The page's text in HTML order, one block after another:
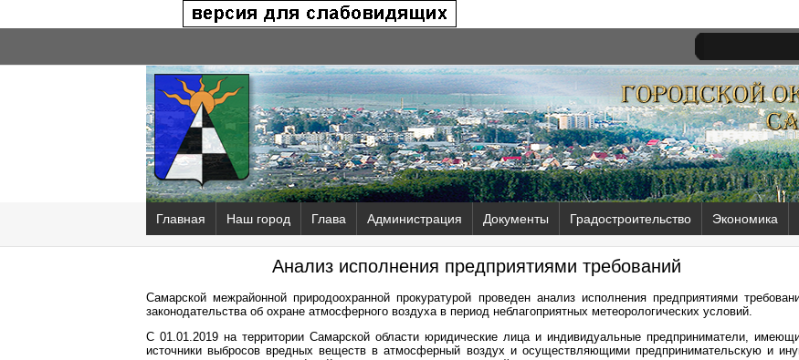
Главная Наш город Глава Администрация Документы Градостроительство Экономика
Анализ исполнения предприятиями требований
Самарской межрайонной природоохранной прокуратурой проведен анализ исполнения предприятиями
законодательства об охране атмосферного воздуха в период неблагоприятных метеорологических условий.
С 01.01.2019 на территории Самарской области юридические лица и индивидуальные предприниматели,
источники выбросов вредных веществ в атмосферный воздух и осуществляющими предпринимательскую и